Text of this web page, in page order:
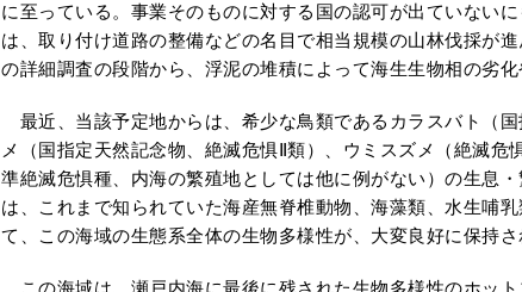
に至っている。事業そのものに対する国の認可が出ていない
は、取り付け道路の整備などの名目で相当規模の山林伐採が
の詳細調査の段階から、浮泥の堆積によって海生生物相の劣化
最近、当該予定地からは、希少な鳥類であるカラスバト（
メ（国指定天然記念物、絶滅危惧Ⅱ類）、ウミスズメ（絶滅危
準絶滅危惧種、内海の繁殖地としては他に例がない）の生息
は、これまで知られていた海産無脊椎動物、海藻類、水生哺
て、この海域の生態系全体の生物多様性が、大変良好に保持さ
この海域は、瀬戸内海に最後に残された生物多様性のホッ